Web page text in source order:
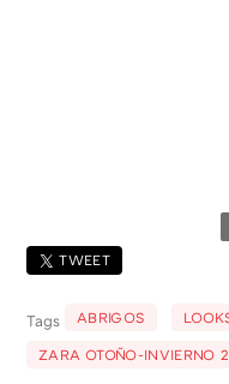
TWEET
Tags ABRIGOS
ZARA OTOÑO-INVIERNO